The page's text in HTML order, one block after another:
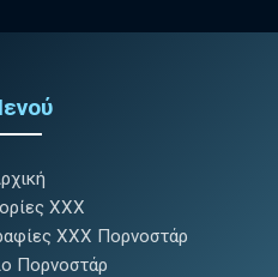
XXX
XXX Πορνοστάρ
Πορνοστάρ